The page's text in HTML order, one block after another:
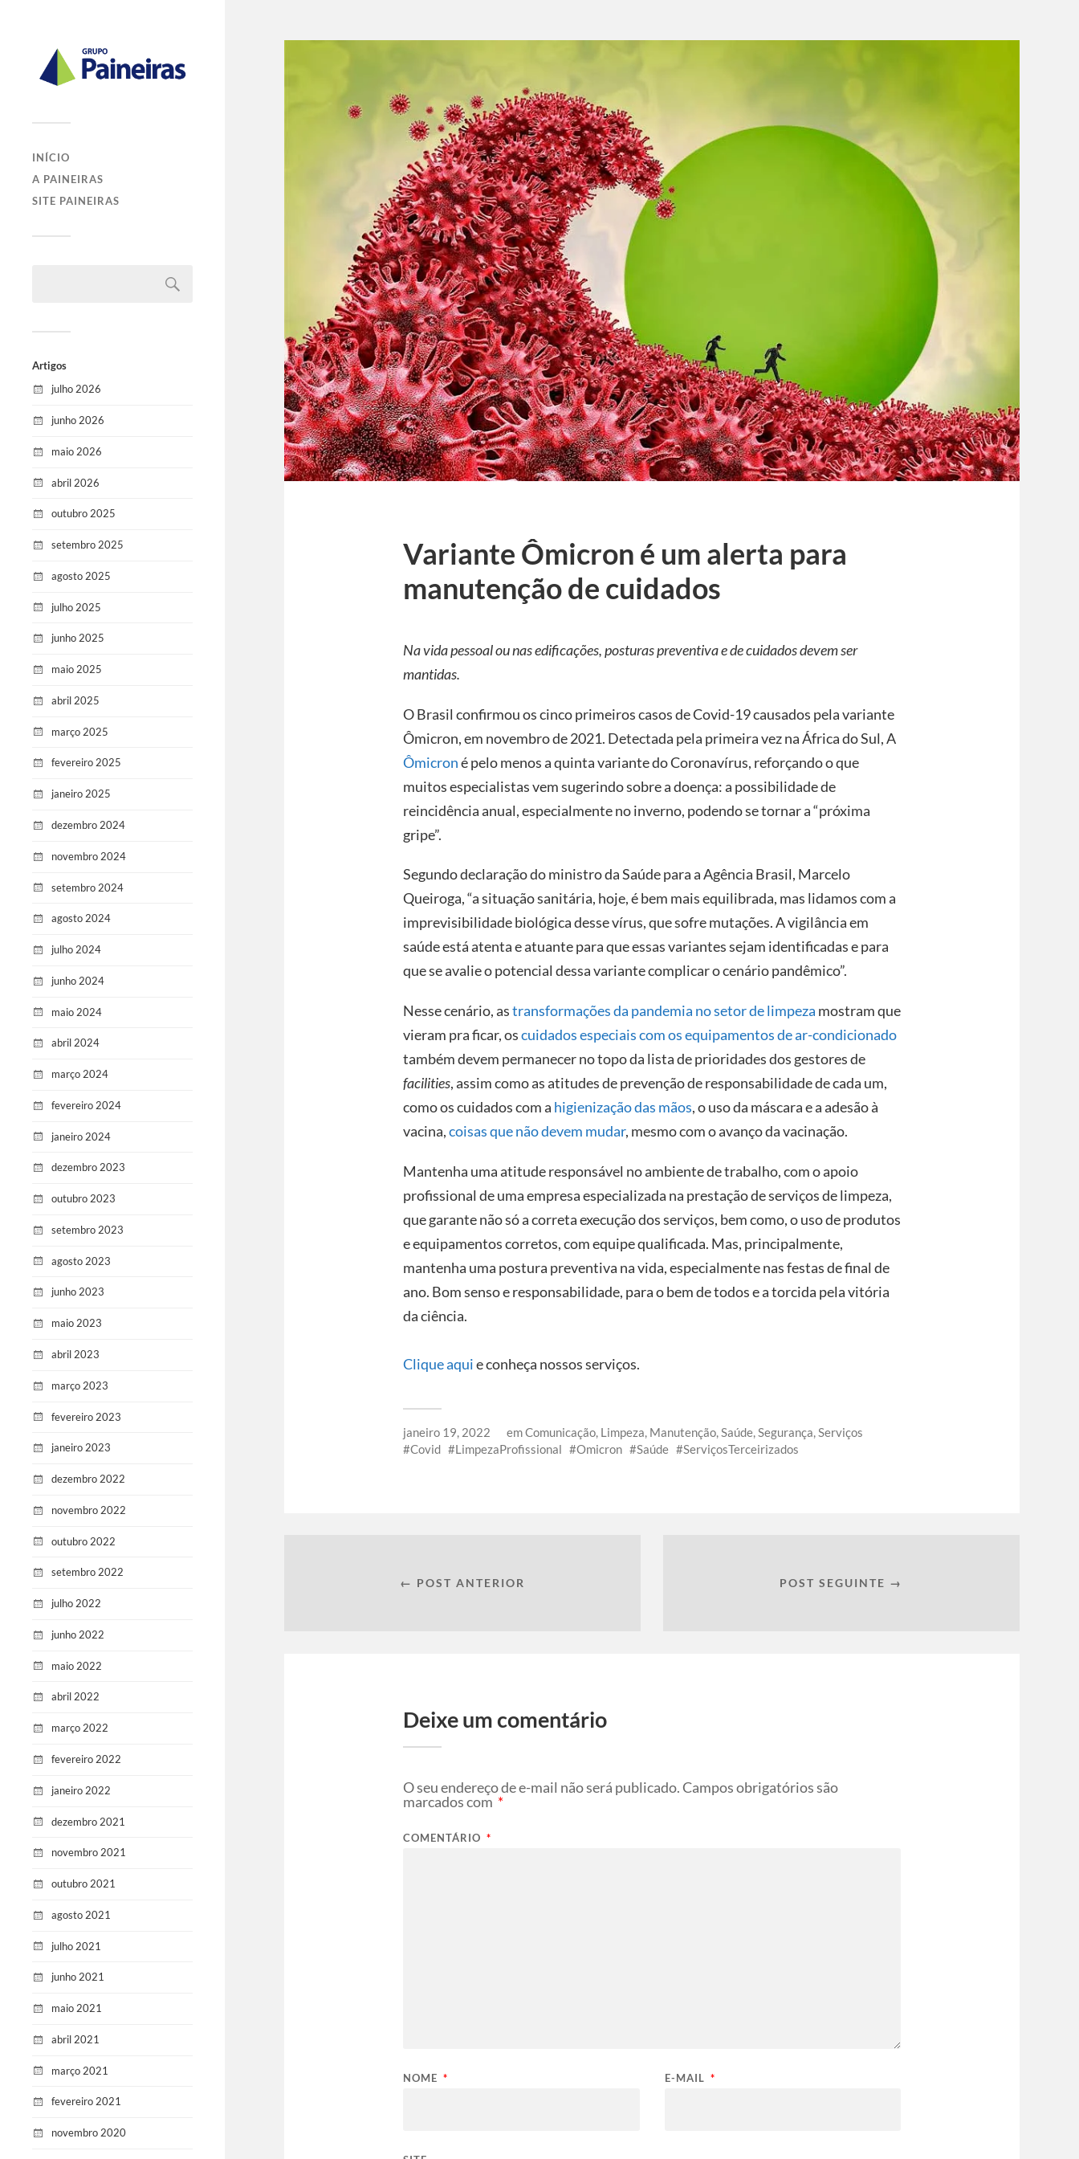
INÍCIO
A PAINEIRAS
SITE PAINEIRAS
Artigos
julho 2026
junho 2026
maio 2026
abril 2026
outubro 2025
setembro 2025
agosto 2025
julho 2025
junho 2025
maio 2025
abril 2025
março 2025
fevereiro 2025
janeiro 2025
dezembro 2024
novembro 2024
setembro 2024
agosto 2024
julho 2024
junho 2024
maio 2024
abril 2024
março 2024
fevereiro 2024
janeiro 2024
dezembro 2023
outubro 2023
setembro 2023
agosto 2023
junho 2023
maio 2023
abril 2023
março 2023
fevereiro 2023
janeiro 2023
dezembro 2022
novembro 2022
outubro 2022
setembro 2022
julho 2022
junho 2022
maio 2022
abril 2022
março 2022
fevereiro 2022
janeiro 2022
dezembro 2021
novembro 2021
outubro 2021
agosto 2021
julho 2021
junho 2021
maio 2021
abril 2021
março 2021
fevereiro 2021
novembro 2020
Variante Ômicron é um alerta para
manutenção de cuidados
Na vida pessoal ou nas edificações, posturas preventiva e de cuidados devem ser
mantidas.
O Brasil confirmou os cinco primeiros casos de Covid-19 causados pela variante
Ômicron, em novembro de 2021. Detectada pela primeira vez na África do Sul, A
Ômicroné pelo menos a quinta variante do Coronavírus, reforçando o que
muitos especialistas vem sugerindo sobre a doença: a possibilidade de
reincidência anual, especialmente no inverno, podendo se tornar a “próxima
gripe”.
Segundo declaração do ministro da Saúde para a Agência Brasil, Marcelo
Queiroga, “a situação sanitária, hoje, é bem mais equilibrada, mas lidamos com a
imprevisibilidade biológica desse vírus, que sofre mutações. A vigilância em
saúde está atenta e atuante para que essas variantes sejam identificadas e para
que se avalie o potencial dessa variante complicar o cenário pandêmico”.
Nesse cenário, astransformações da pandemia no setor de limpeza mostram que
vieram pra ficar, oscuidados especiais com os equipamentos de ar-condicionado
também devem permanecer no topo da lista de prioridades dos gestores de
facilities, assim como as atitudes de prevenção de responsabilidade de cada um,
como os cuidados com a higienização das mãos, o uso da máscara e a adesão à
vacina,coisas que não devem mudar, mesmo com o avanço da vacinação.
Mantenha uma atitude responsável no ambiente de trabalho, com o apoio
profissional de uma empresa especializada na prestação de serviços de limpeza,
que garante não só a correta execução dos serviços, bem como, o uso de produtos
e equipamentos corretos, com equipe qualificada. Mas, principalmente,
mantenha uma postura preventiva na vida, especialmente nas festas de final de
ano. Bom senso e responsabilidade, para o bem de todos e a torcida pela vitória
da ciência.
Clique aquie conheça nossos serviços.
janeiro 19, 2022 emComunicação, Limpeza, Manutenção,Saúde,Segurança,Serviços
Covid
LimpezaProfissional Omicron Saúde ServiçosTerceirizados
← POST ANTERIOR POST SEGUINTE →
Deixe um comentário
O seu endereço de e-mail não será publicado.Campos obrigatórios são
marcados com *
COMENTÁRIO *
NOME * E-MAIL *